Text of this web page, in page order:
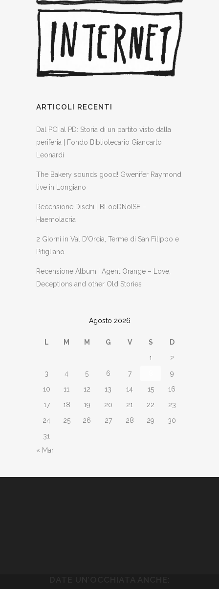
ARTICOLI RECENTI
Dal PCI al PD: Storia di un partito visto dalla
periferia | Fondo Bibliotecario Giancarlo
Leonardi
The Bakery sounds good! Gwenifer Raymond
live in Longiano
Recensione Dischi | BLooDNoISE –
Haemolacria
2 Giorni in Val D’Orcia, Terme di San Filippo e
Pitigliano
Recensione Album | Agent Orange – Love,
Deceptions and other Old Stories
Agosto 2026
L M M G V S
D
1
2
3
4 5 6 7
9
10
11 12 13 14 15
16
17
18 19 20 21 22
23
24
25 26 27 28 29
30
31
« Mar